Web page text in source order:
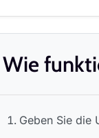
Wie
Geben Sie die